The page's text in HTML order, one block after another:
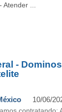
Atender ...
- Dominos
10/06/